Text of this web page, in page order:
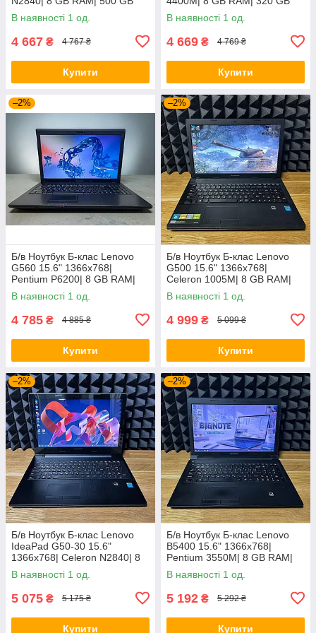
HDD| HD
В наявності 1 од.
4 667 ₴ 4 767 ₴
Купити
HDD| Radeon HD 7520G
В наявності 1 од.
4 669 ₴ 4 769 ₴
Купити
–2%
Б/в Ноутбук Б-клас Lenovo
G560 15.6" 1366x768|
Pentium P6200| 8 GB RAM|
120 GB SSD| HD
В наявності 1 од.
4 785 ₴ 4 885 ₴
Купити
–2%
Б/в Ноутбук Б-клас Lenovo
G500 15.6" 1366x768|
Celeron 1005M| 8 GB RAM|
128 GB SSD| HD
В наявності 1 од.
4 999 ₴ 5 099 ₴
Купити
–2%
Б/в Ноутбук Б-клас Lenovo
IdeaPad G50-30 15.6"
1366x768| Celeron N2840| 8
GB RAM| 128 GB SSD| HD
В наявності 1 од.
5 075 ₴ 5 175 ₴
Купити
–2%
Б/в Ноутбук Б-клас Lenovo
B5400 15.6" 1366x768|
Pentium 3550M| 8 GB RAM|
128 GB SSD| HD
В наявності 1 од.
5 192 ₴ 5 292 ₴
Купити